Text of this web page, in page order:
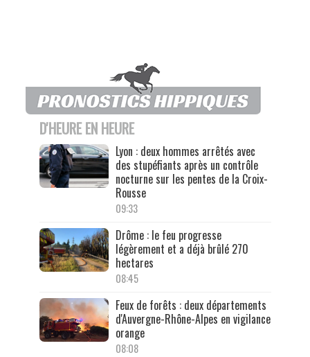
D'HEURE EN HEURE
Lyon : deux hommes arrêtés avec
des stupéfiants après un contrôle
nocturne sur les pentes de la Croix-
Rousse
09:33
Drôme : le feu progresse
légèrement et a déjà brûlé 270
hectares
08:45
Feux de forêts : deux départements
d'Auvergne-Rhône-Alpes en vigilance
orange
08:08